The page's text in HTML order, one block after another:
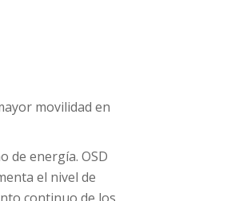
movilidad en
energía. OSD
el nivel de